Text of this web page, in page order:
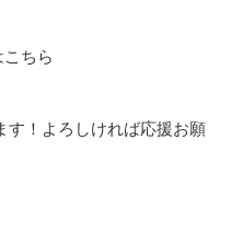
こちら
す！よろしければ応援お願